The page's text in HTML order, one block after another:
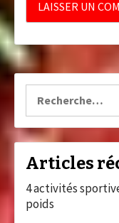
Articles
4 activités
poids